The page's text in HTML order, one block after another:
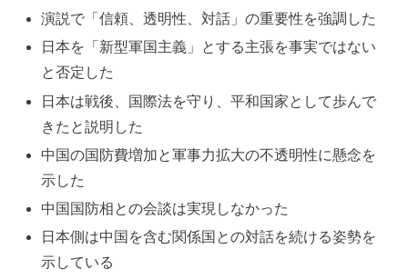
演説で「信頼、透明性、対話」の重要性を強調した
日本を「新型軍国主義」とする主張を事実ではない
と否定した
日本は戦後、国際法を守り、平和国家として歩んで
きたと説明した
中国の国防費増加と軍事力拡大の不透明性に懸念を
示した
中国国防相との会談は実現しなかった
日本側は中国を含む関係国との対話を続ける姿勢を
示している